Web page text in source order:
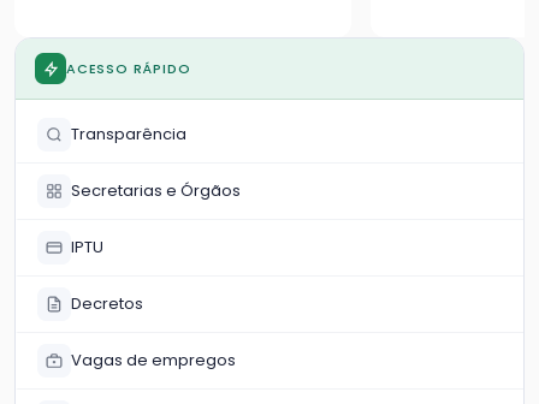
o primeiro do país a receber o
projeto de triagem digital
Primavera e
ACESSO RÁPIDO
Transparência
Secretarias e Órgãos
IPTU
Decretos
Vagas de empregos